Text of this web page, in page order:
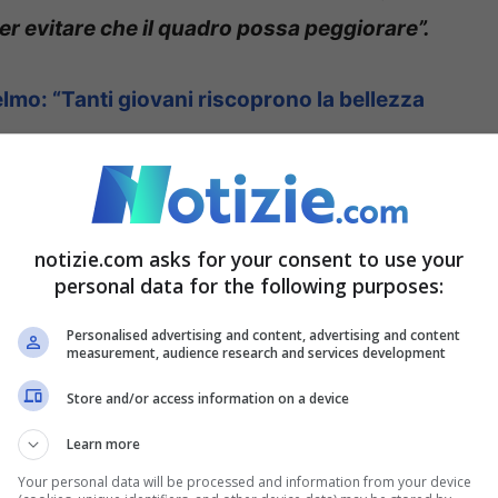
evitare che il quadro possa peggiorare”.
“Tanti giovani riscoprono la bellezza
come
sentimento predominante in
è quasi irrefrenabile e incontrollabile, e il
Dad, conflitti e paure non hanno permesso di
– afferma il dottor Lavenia –è come stanno
in difficoltà: crescono ansia
notizie.com asks for your consent to use your
personal data for the following purposes:
Personalised advertising and content, advertising and content
measurement, audience research and services development
Store and/or access information on a device
Learn more
Your personal data will be processed and information from your device